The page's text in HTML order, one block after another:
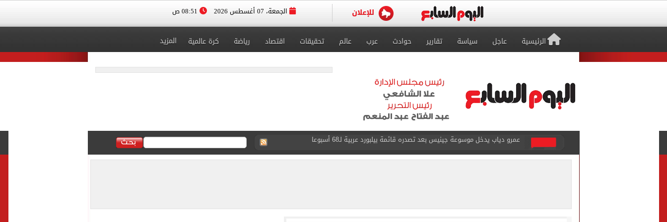
الجمعة، 07 أغسطس 2026
الرئيسية عاجل سياسة تقارير حوادث عرب عالم تحقيقات اقتصاد رياضة كرة عالمية المزيد
عمرو دياب يدخل موسوعة جينيس بعد تصدره قائمة بيلبورد عربية لـ68 أسبوعا
إغلاق طريق مصر أسوان الزراعى الغربى كليا من المنيب للعياط.. اعرف التحويلات
الاستعلامات تفند ادعاءات ذا صن وميرور حول علاج سيدة بريطانية في شرم الشيخ